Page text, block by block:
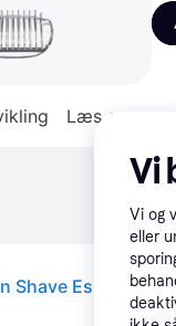
Læs om
Vi
Vi og
eller